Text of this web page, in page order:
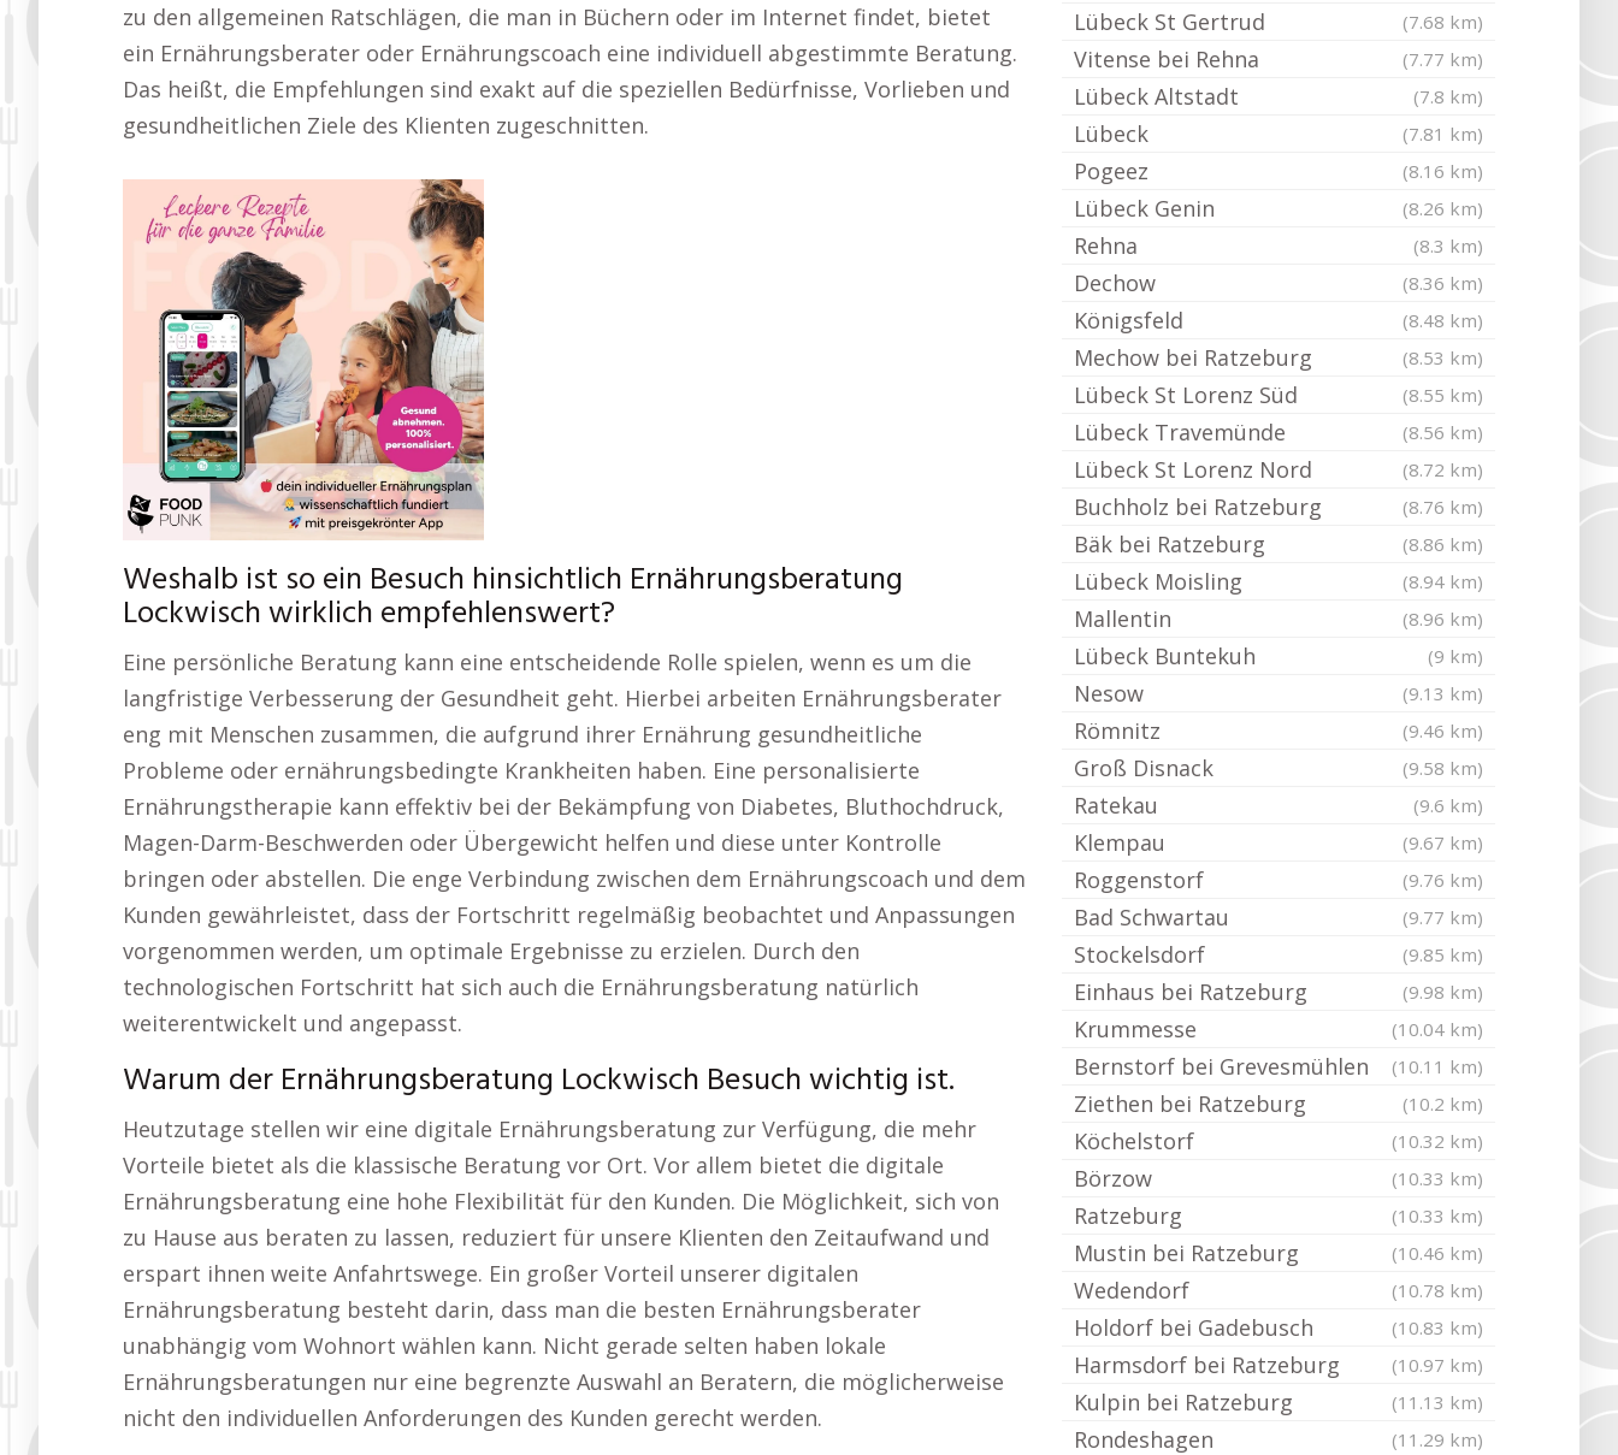
zu den allgemeinen Ratschlägen, die man in Büchern oder im Internet findet, bietet
ein Ernährungsberater oder Ernährungscoach eine individuell abgestimmte Beratung.
Das heißt, die Empfehlungen sind exakt auf die speziellen Bedürfnisse, Vorlieben und
gesundheitlichen Ziele des Klienten zugeschnitten.
Weshalb ist so ein Besuch hinsichtlich Ernährungsberatung
Lockwisch wirklich empfehlenswert?
Eine persönliche Beratung kann eine entscheidende Rolle spielen, wenn es um die
langfristige Verbesserung der Gesundheit geht. Hierbei arbeiten Ernährungsberater
eng mit Menschen zusammen, die aufgrund ihrer Ernährung gesundheitliche
Probleme oder ernährungsbedingte Krankheiten haben. Eine personalisierte
Ernährungstherapie kann effektiv bei der Bekämpfung von Diabetes, Bluthochdruck,
Magen-Darm-Beschwerden oder Übergewicht helfen und diese unter Kontrolle
bringen oder abstellen. Die enge Verbindung zwischen dem Ernährungscoach und dem
Kunden gewährleistet, dass der Fortschritt regelmäßig beobachtet und Anpassungen
vorgenommen werden, um optimale Ergebnisse zu erzielen. Durch den
technologischen Fortschritt hat sich auch die Ernährungsberatung natürlich
weiterentwickelt und angepasst.
Warum der Ernährungsberatung Lockwisch Besuch wichtig ist.
Heutzutage stellen wir eine digitale Ernährungsberatung zur Verfügung, die mehr
Vorteile bietet als die klassische Beratung vor Ort. Vor allem bietet die digitale
Ernährungsberatung eine hohe Flexibilität für den Kunden. Die Möglichkeit, sich von
zu Hause aus beraten zu lassen, reduziert für unsere Klienten den Zeitaufwand und
erspart ihnen weite Anfahrtswege. Ein großer Vorteil unserer digitalen
Ernährungsberatung besteht darin, dass man die besten Ernährungsberater
unabhängig vom Wohnort wählen kann. Nicht gerade selten haben lokale
Ernährungsberatungen nur eine begrenzte Auswahl an Beratern, die möglicherweise
nicht den individuellen Anforderungen des Kunden gerecht werden.
Lübeck St Gertrud (7.68 km)
Vitense bei Rehna (7.77 km)
Lübeck Altstadt (7.8 km)
Lübeck (7.81 km)
Pogeez (8.16 km)
Lübeck Genin (8.26 km)
Rehna (8.3 km)
Dechow (8.36 km)
Königsfeld (8.48 km)
Mechow bei Ratzeburg (8.53 km)
Lübeck St Lorenz Süd (8.55 km)
Lübeck Travemünde (8.56 km)
Lübeck St Lorenz Nord (8.72 km)
Buchholz bei Ratzeburg (8.76 km)
Bäk bei Ratzeburg (8.86 km)
Lübeck Moisling (8.94 km)
Mallentin (8.96 km)
Lübeck Buntekuh (9 km)
Nesow (9.13 km)
Römnitz (9.46 km)
Groß Disnack (9.58 km)
Ratekau (9.6 km)
Klempau (9.67 km)
Roggenstorf (9.76 km)
Bad Schwartau (9.77 km)
Stockelsdorf (9.85 km)
Einhaus bei Ratzeburg (9.98 km)
Krummesse (10.04 km)
Bernstorf bei Grevesmühlen (10.11 km)
Ziethen bei Ratzeburg (10.2 km)
Köchelstorf (10.32 km)
Börzow (10.33 km)
Ratzeburg (10.33 km)
Mustin bei Ratzeburg (10.46 km)
Wedendorf (10.78 km)
Holdorf bei Gadebusch (10.83 km)
Harmsdorf bei Ratzeburg (10.97 km)
Kulpin bei Ratzeburg (11.13 km)
Rondeshagen (11.29 km)